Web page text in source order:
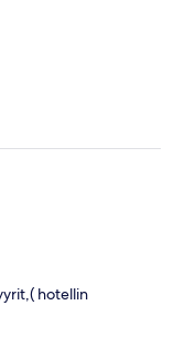
hotellin